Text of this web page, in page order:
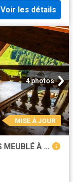
Voir les détails
4 photos
MISE À JOUR
BELLEVAUX APPARTEMENT 4 PIÈCES MEUBLÉ À LOUER